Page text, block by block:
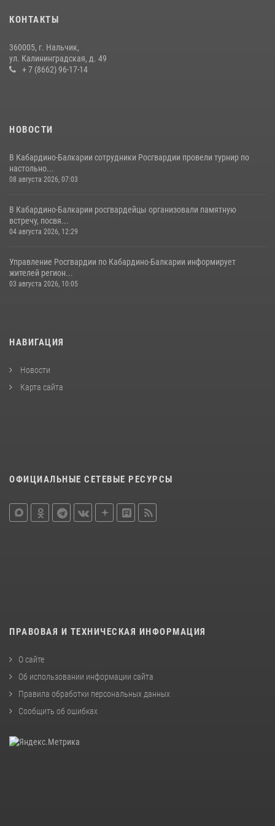
В Кабардино-Балкарии росгвардейцы организовали памятную
встречу, посвященную генералу армии Ивану Яковлеву
КОНТАКТЫ
360005, г. Нальчик,
ул. Калининградская, д. 49
+ 7 (8662) 96-17-14
НОВОСТИ
В Кабардино-Балкарии сотрудники Росгвардии провели турнир по
настольно...
08 августа 2026, 07:03
В Кабардино-Балкарии росгвардейцы организовали памятную
встречу, посвя...
04 августа 2026, 12:29
Управление Росгвардии по Кабардино-Балкарии информирует
жителей регион...
03 августа 2026, 10:05
НАВИГАЦИЯ
Новости
Карта сайта
ОФИЦИАЛЬНЫЕ СЕТЕВЫЕ РЕСУРСЫ
ПРАВОВАЯ И ТЕХНИЧЕСКАЯ ИНФОРМАЦИЯ
О сайте
Об использовании информации сайта
Правила обработки персональных данных
Сообщить об ошибках